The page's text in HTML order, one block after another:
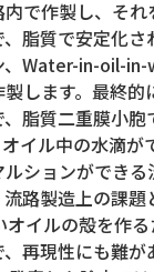
で作製し、そ
脂質で安定化さ
、Water-in-oil-
します。最終的
脂質二重膜小胞
イル中の水滴が
ションができ
路製造上の課題
オイルの殻を作
再現性にも難